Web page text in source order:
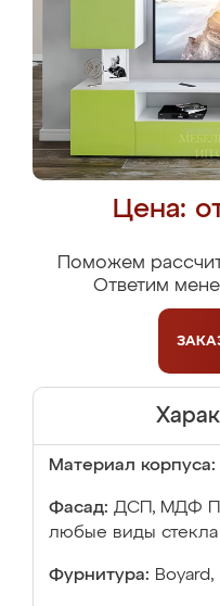
Цена:
Поможем
Ответим
Материал корпуса:
Фасад: ДСП, МДФ
любые виды стекла
Фурнитура: Boyard,